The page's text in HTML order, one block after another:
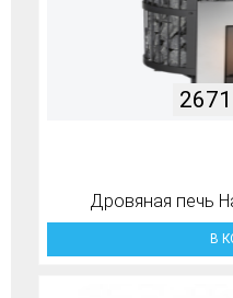
Дровяная печь
В